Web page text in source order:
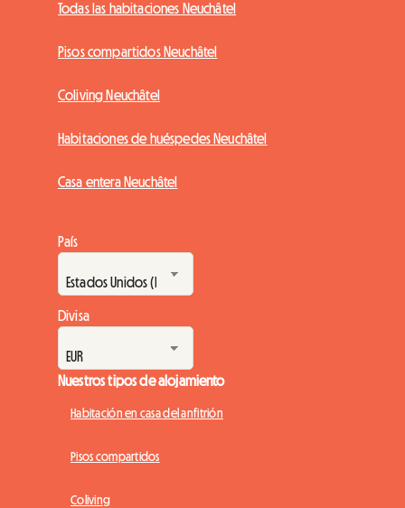
Todas las habitaciones Neuchâtel
Pisos compartidos Neuchâtel
Coliving Neuchâtel
Habitaciones de huéspedes Neuchâtel
Casa entera Neuchâtel
País
Divisa
Nuestros tipos de alojamiento
Habitación en casa del anfitrión
Pisos compartidos
Coliving